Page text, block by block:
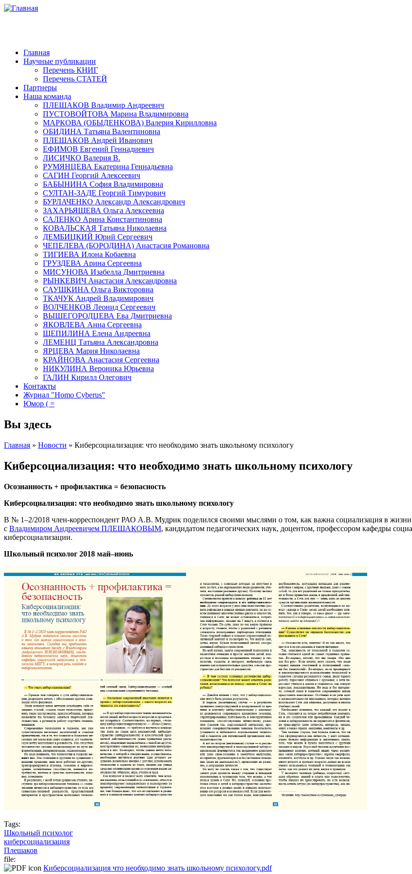
Главная
Научные публикации
Перечень КНИГ
Перечень СТАТЕЙ
Партнеры
Наша команда
ПЛЕШАКОВ Владимир Андреевич
ПУСТОВОЙТОВА Марина Владимировна
МАРКОВА (ОБЫДЕНКОВА) Валерия Кирилловна
ОБИДИНА Татьяна Валентиновна
ПЛЕШАКОВ Андрей Иванович
ЕФИМОВ Евгений Геннадиевич
ЛИСИЧКО Валерия В.
РУМЯНЦЕВА Екатерина Геннадьевна
САГИН Георгий Алексеевич
БАБЫНИНА София Владимировна
СУЛТАН-ЗАДЕ Георгий Тимурович
БУРЛАЧЕНКО Александр Александрович
ЗАХАРЬЯЩЕВА Ольга Алексеевна
САЛЕНКО Арина Константиновна
КОВАЛЬСКАЯ Татьяна Николаевна
ДЕМБИЦКИЙ Юрий Сергеевич
ЧЕПЕЛЕВА (БОРОДИНА) Анастасия Романовна
ТИГИЕВА Илона Кобаевна
ГРУЗДЕВА Арина Сергеевна
МИСУНОВА Изабелла Дмитриевна
РЫНКЕВИЧ Анастасия Александровна
САУШКИНА Ольга Викторовна
ТКАЧУК Андрей Владимирович
ВОЛЧЕНКОВ Леонид Сергеевич
ВЫШЕГОРОДЦЕВА Ева Дмитриевна
ЯКОВЛЕВА Анна Сергеевна
ЩЕПИЛИНА Елена Андреевна
ЛЕМЕНЦ Татьяна Александровна
ЯРЦЕВА Мария Николаевна
КРАЙНОВА Анастасия Сергеевна
НИКУЛИНА Вероника Юрьевна
ГАЛИН Кирилл Олегович
Контакты
Журнал "Homo Cyberus"
Юмор ( =
Вы здесь
Главная » Новости » Киберсоциализация: что необходимо знать школьному психологу
Киберсоциализация: что необходимо знать школьному психологу
Осознанность + профилактика = безопасность
Киберсоциализация: что необходимо знать школьному психологу
В № 1–2/2018 член-корреспондент РАО А.В. Мудрик поделился своими мыслями о том, как важна социализация в
с Владимиром Андреевичем ПЛЕШАКОВЫМ, кандидатом педагогических наук, доцентом, профессором кафедры
киберсоциализации.
Школьный психолог 2018 май–июнь
Tags:
Школьный психолог
киберсоциализация
Плешаков
file:
Киберсоциализация что необходимо знать школьному психологу.pdf